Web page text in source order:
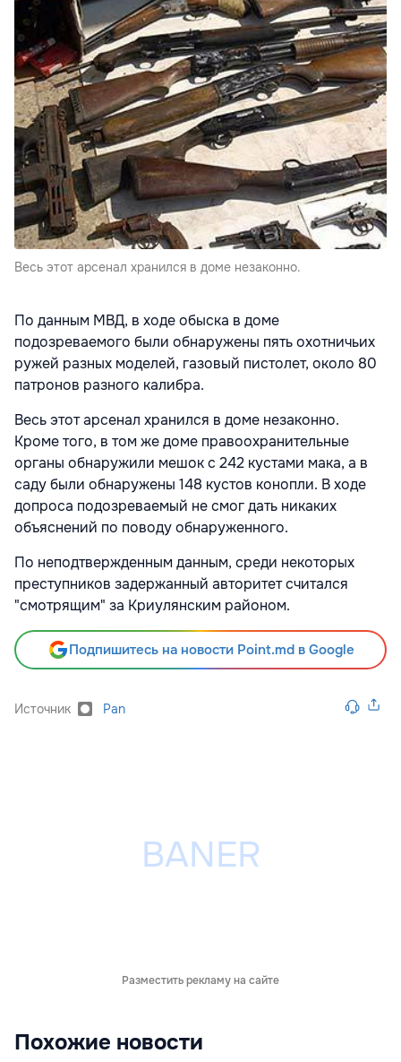
Весь этот арсенал хранился в доме незаконно.
По данным МВД, в ходе обыска в доме
подозреваемого были обнаружены пять охотничьих
ружей разных моделей, газовый пистолет, около 80
патронов разного калибра.
Весь этот арсенал хранился в доме незаконно.
Кроме того, в том же доме правоохранительные
органы обнаружили мешок с 242 кустами мака, а в
саду были обнаружены 148 кустов конопли. В ходе
допроса подозреваемый не смог дать никаких
объяснений по поводу обнаруженного.
По неподтвержденным данным, среди некоторых
преступников задержанный авторитет считался
"смотрящим" за Криулянским районом.
Подпишитесь на новости Point.md в Google
Источник Pan
Разместить рекламу на сайте
Похожие новости